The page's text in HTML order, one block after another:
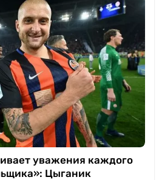
уважения каждого
Цыганик